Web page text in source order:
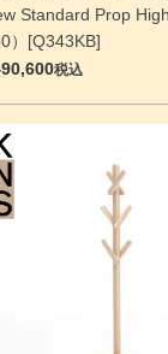
Standard Prop
）[Q343KB]
税込